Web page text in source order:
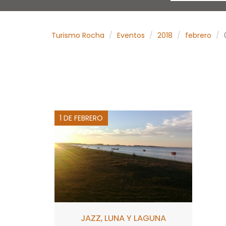
Turismo Rocha Eventos 2018 febrero
1 DE FEBRERO
JAZZ, LUNA Y LAGUNA